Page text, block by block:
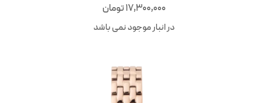
17,300,000تومان
در انبار موجود نمی باشد